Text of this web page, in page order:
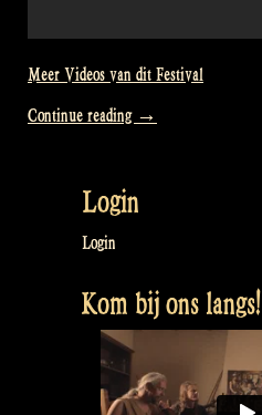
Meer Videos van dit Festival
Continue reading “Video:
Gypsy
Overijssel,
Zwolle
→
Login
Login
Kom bij ons langs!